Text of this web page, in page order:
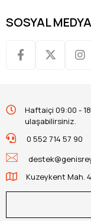
SOSYAL MEDYA
Haftaiçi 09:00 -
ulaşabilirsiniz.
0 552 714 57 90
Kuzeykent Mah.